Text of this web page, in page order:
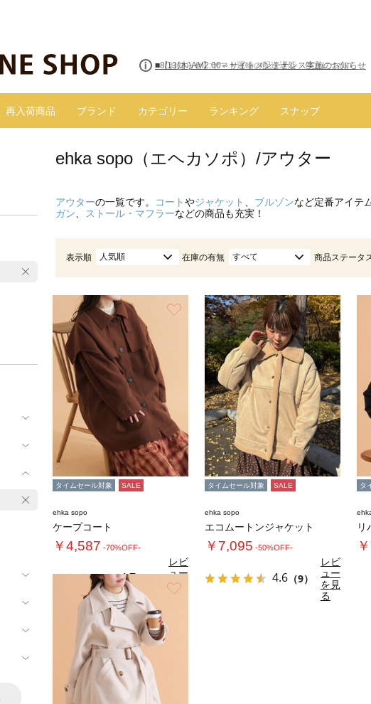
■【お知らせ】ヤマト運輸の配送遅延・停止について
再入荷商品 ブランド カテゴリー ランキング スナップ
ehka sopo（エヘカソポ）/アウター
アウターの一覧です。 コートやジャケット ブルゾンなど定番アイテ
ガン
ストール・マフラーなどの商品も充実！
表示順 人気順 在庫の有無 すべて 商品ステータ
お気に入り
タイムセール対象 SALE
ehka sopo
ケープコート
￥4,587 -70%OFF-
4.7（3）
レビ
ュー
を見
る
お気に入
タイムセール対象 SALE
ehka sopo
エコムートンジャケット
￥7,095 -50%OFF-
4.6 （9）
レビ
ュー
を見
る
タ
リ
お気に入り